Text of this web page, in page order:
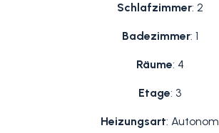
Schlafzimmer: 2
Badezimmer: 1
Räume: 4
Etage: 3
Heizungsart: Autonom